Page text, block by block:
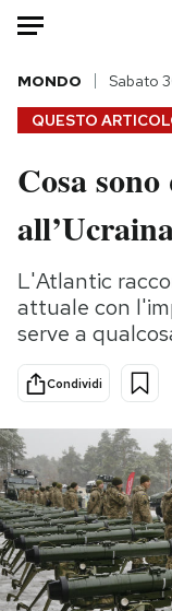
HOME
Italia
Politica
Tecnologia
Internet
Scienza
Cultura
Economia
Sport
PODCAST
NEWSLETTER
QUESTO
MONDO Sabato
Cosa
L'Atlantic
attuale con
serve a
Condividi